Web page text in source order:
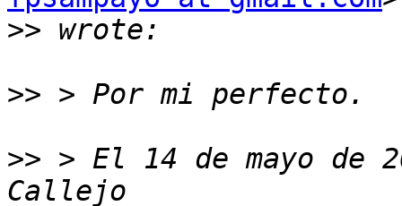
>>
>>
>> > El 14 de mayo de